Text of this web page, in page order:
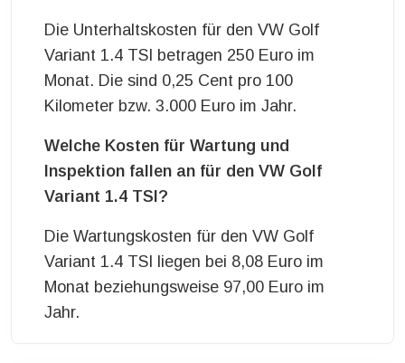
Die Unterhaltskosten für den VW Golf
Variant 1.4 TSI betragen 250 Euro im
Monat. Die sind 0,25 Cent pro 100
Kilometer bzw. 3.000 Euro im Jahr.
Welche Kosten für Wartung und
Inspektion fallen an für den VW Golf
Variant 1.4 TSI?
Die Wartungskosten für den VW Golf
Variant 1.4 TSI liegen bei 8,08 Euro im
Monat beziehungsweise 97,00 Euro im
Jahr.